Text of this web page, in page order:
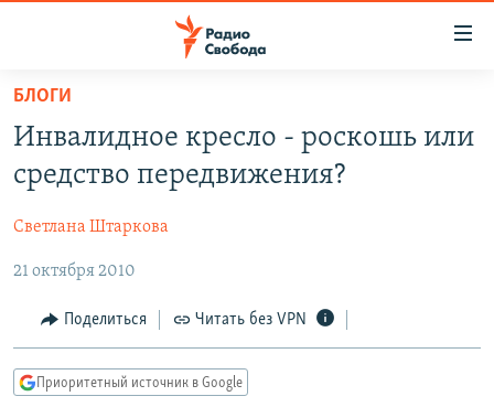
упрощенного
доступа
основному
Вернутся
главной
навигации
Вернутся
ПОДКАСТЫ
АВТОРСКИЕ ПРОЕКТЫ
ЦИТАТЫ СВОБОДЫ
МНЕНИЯ
КУЛЬТУРА
IDEL.РЕАЛИИ
КАВКАЗ.РЕАЛИИ
БЛОГИ
Инвалидное кресло - роскошь или
средство передвижения?
Светлана Штаркова
21 октября 2010
Поделиться Читать без VPN
Приоритетный источник в Google